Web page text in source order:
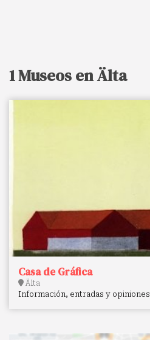
1 Museos en Älta
Casa de Gráfica
Älta
Información, entradas y opiniones